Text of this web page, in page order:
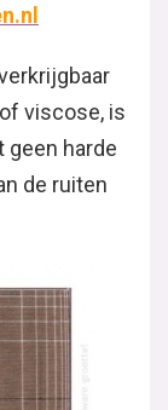
viscose, is
geen harde
de ruiten